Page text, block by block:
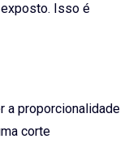
Isso é
a proporcionalidade
corte